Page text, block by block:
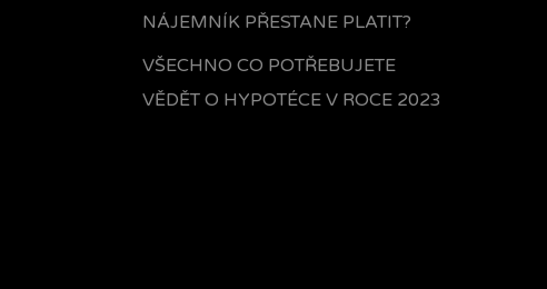
NÁJEMNÍK PŘESTANE PLATIT?
VŠECHNO CO POTŘEBUJETE
VĚDĚT O HYPOTÉCE V ROCE 2023